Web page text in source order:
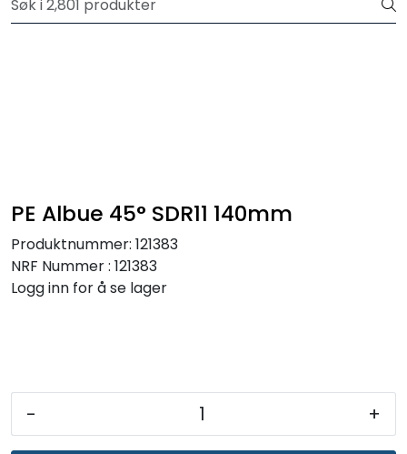
Skip to main content
Registrer deg som bruker i vår nettbutikk for full oversikt
PE Albue 45° SDR11 140mm
Produktnummer: 121383
NRF Nummer : 121383
Logg inn for å se lager
- +
Grøftesikring
Utleie